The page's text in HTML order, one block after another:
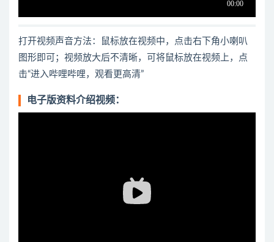
打开视频声音方法：鼠标放在视频中，点击右下角小喇叭
图形即可；视频放大后不清晰，可将鼠标放在视频上，点
击“进入哔哩哔哩，观看更高清”
电子版资料介绍视频：